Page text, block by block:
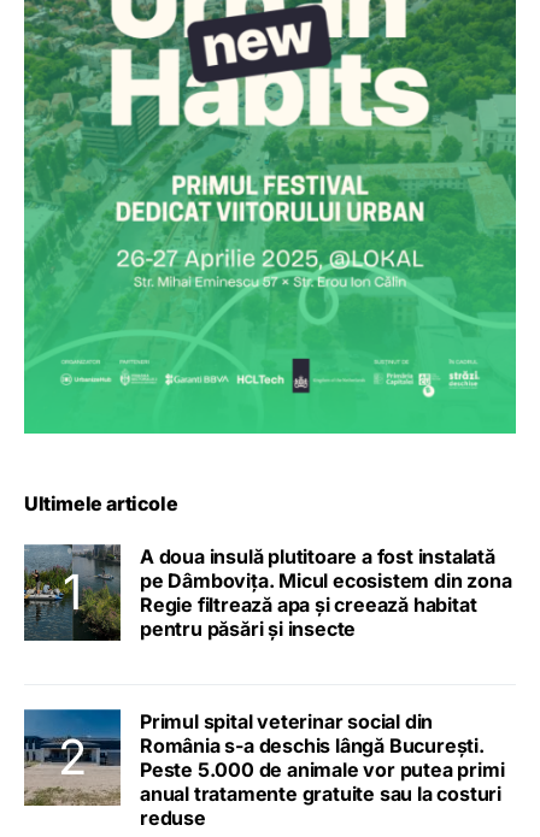
Ultimele articole
A doua insulă plutitoare a fost instalată
pe Dâmbovița. Micul ecosistem din zona
Regie filtrează apa și creează habitat
pentru păsări și insecte
Primul spital veterinar social din
România s-a deschis lângă București.
Peste 5.000 de animale vor putea primi
anual tratamente gratuite sau la costuri
reduse